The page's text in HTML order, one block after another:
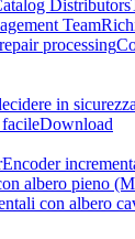
Distributors
Team
processing
in sicurezza
Download
Encoder
albero pieno
con albero